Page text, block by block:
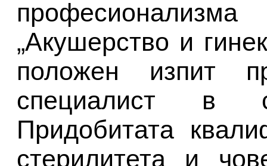
„Акушерство и
положен изпит
специалист в
Придобитата
стерилитета и